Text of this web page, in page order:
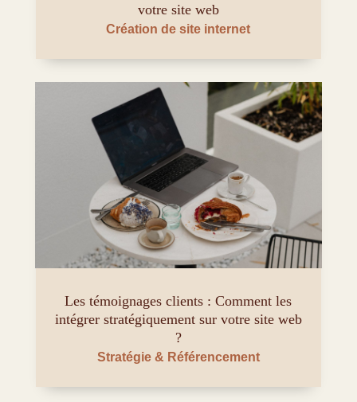
votre site web
Création de site internet
Les témoignages clients : Comment les
intégrer stratégiquement sur votre site web
?
Stratégie & Référencement